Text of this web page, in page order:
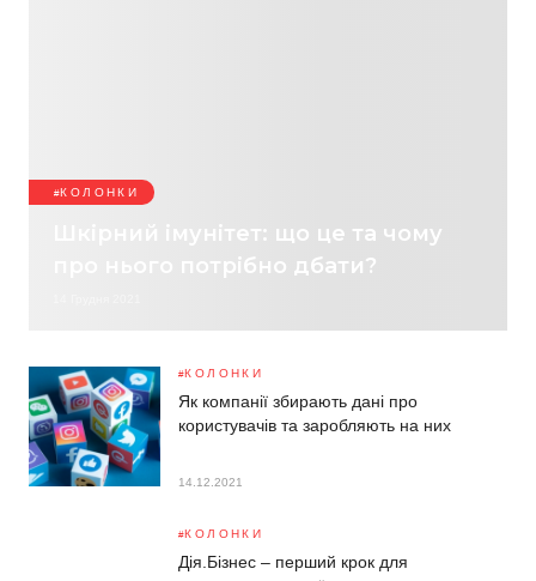
КОЛОНКИ
Шкірний імунітет: що це та чому
про нього потрібно дбати?
КОЛОНКИ
Як компанії збирають дані про
користувачів та заробляють на них
14.12.2021
КОЛОНКИ
Дія.Бізнес – перший крок для